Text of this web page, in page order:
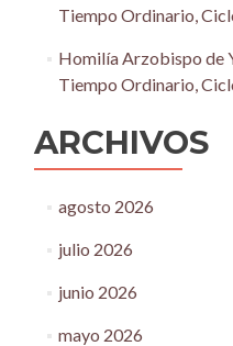
Tiempo Ordinario,
Homilía Arzobispo de
Tiempo Ordinario,
ARCHIVOS
agosto 2026
julio 2026
junio 2026
mayo 2026